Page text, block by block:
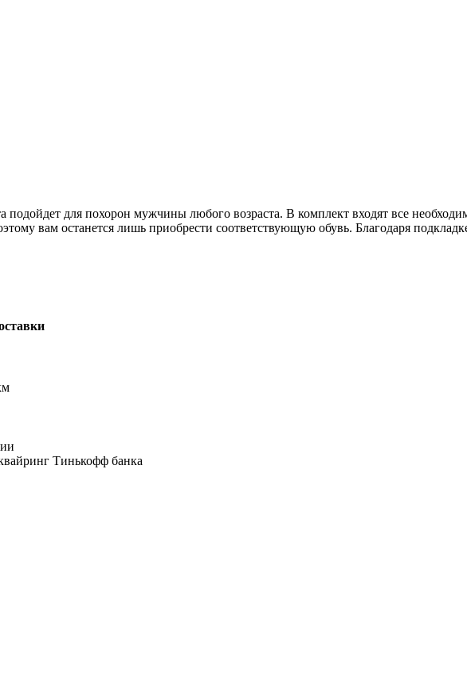
подойдет для похорон мужчины любого возраста. В комплект входят все
вам останется лишь приобрести соответствующую обувь. Благодаря
Тинькофф банка